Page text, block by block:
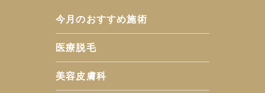
今月のおすすめ施術
医療脱毛
美容皮膚科